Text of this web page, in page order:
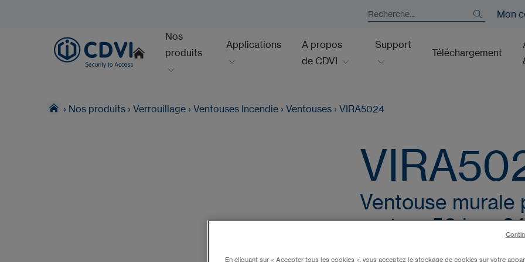
Mon
Nos
produits
Applications
A propos
de CDVI
Support
Téléchargement
› Nos produits › Verrouillage › Ventouses Incendie › Ventouses › VIRA5024
Ventouse
rupture 50 kg -
En cliquant sur « Accepter tous les cookies », vous acceptez le stockage de cookies sur votre